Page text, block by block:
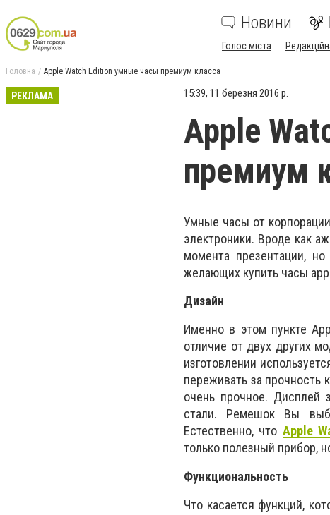
Новини
Голос міста
Головна Apple Watch Edition умные часы премиум класса
РЕКЛАМА 15:39, 11 березня 2016 р.
Apple
премиум
Умные часы от
электроники. Вроде как
момента презентации,
желающих купить часы
Дизайн
Именно в этом пункте
отличие от двух других
изготовлении
переживать за прочность
очень прочное.
стали. Ремешок Вы
Естественно, что Apple
только полезный прибор,
Функциональность
Что касается функций,